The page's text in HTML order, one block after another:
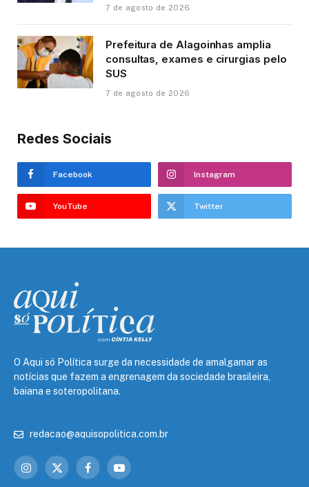
7 de agosto de 2026
Prefeitura de Alagoinhas amplia
consultas, exames e cirurgias pelo
SUS
7 de agosto de 2026
Redes Sociais
Facebook Instagram
YouTube Twitter
O Aqui só Política surge da necessidade de amalgamar as
notícias que fazem a engrenagem da sociedade brasileira,
baiana e soteropolitana.
redacao@aquisopolitica.com.br
Instagram
X
FacebookYouTube